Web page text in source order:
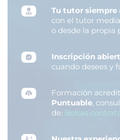
Tu tutor siempre
con el tutor
o desde la propia
Inscripción
cuando desees y
Formación
Puntuable,
de: Bolsas